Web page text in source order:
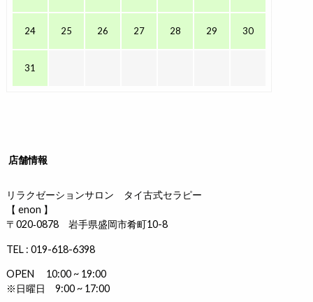
24 25 26 27 28 29 30
31
店舗情報
リラクゼーションサロン タイ古式セラピー
【 enon 】
〒020‐0878 岩手県盛岡市肴町10-8
TEL : 019-618-6398
OPEN 10:00 ~ 19:00
※日曜日 9:00 ~ 17:00